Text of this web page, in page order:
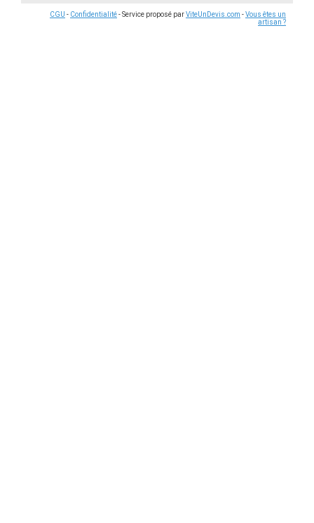
CGU - Confidentialité- Service proposé parViteUnDevis.com -Vous êtes un
artisan ?